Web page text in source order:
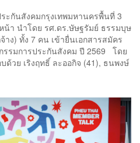
ะกันสังคมกรุงเทพมหานครพื้นที่ 3
า นำโดย รศ.ดร.ษัษฐรัมย์ ธรรมบุษ
ง) ทั้ง 7 คน เข้ายื่นเอกสารสมัคร
รรมการประกันสังคม ปี 2569 โดย
ด้วย เริงฤทธิ์ ละออกิจ (41), ธนพงษ์